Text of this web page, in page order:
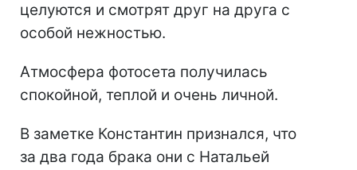
целуются и смотрят друг на друга с
особой нежностью.
Атмосфера фотосета получилась
спокойной, теплой и очень личной.
В заметке Константин признался, что
за два года брака они с Натальей